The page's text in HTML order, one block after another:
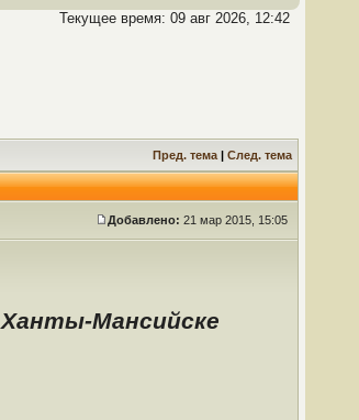
Текущее время: 09 авг 2026, 12:42
Пред. тема | След. тема
Добавлено: 21 мар 2015, 15:05
Ханты-Мансийске